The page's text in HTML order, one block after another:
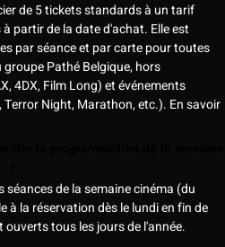
de 5 tickets standards à un tarif
partir de la date d'achat. Elle est
par séance et par carte pour toutes
Pathé Belgique, hors
4DX, Film Long) et événements
Night, Marathon, etc.). En savoir
de la semaine cinéma (du
à la réservation dès le lundi en fin de
tous les jours de l'année.